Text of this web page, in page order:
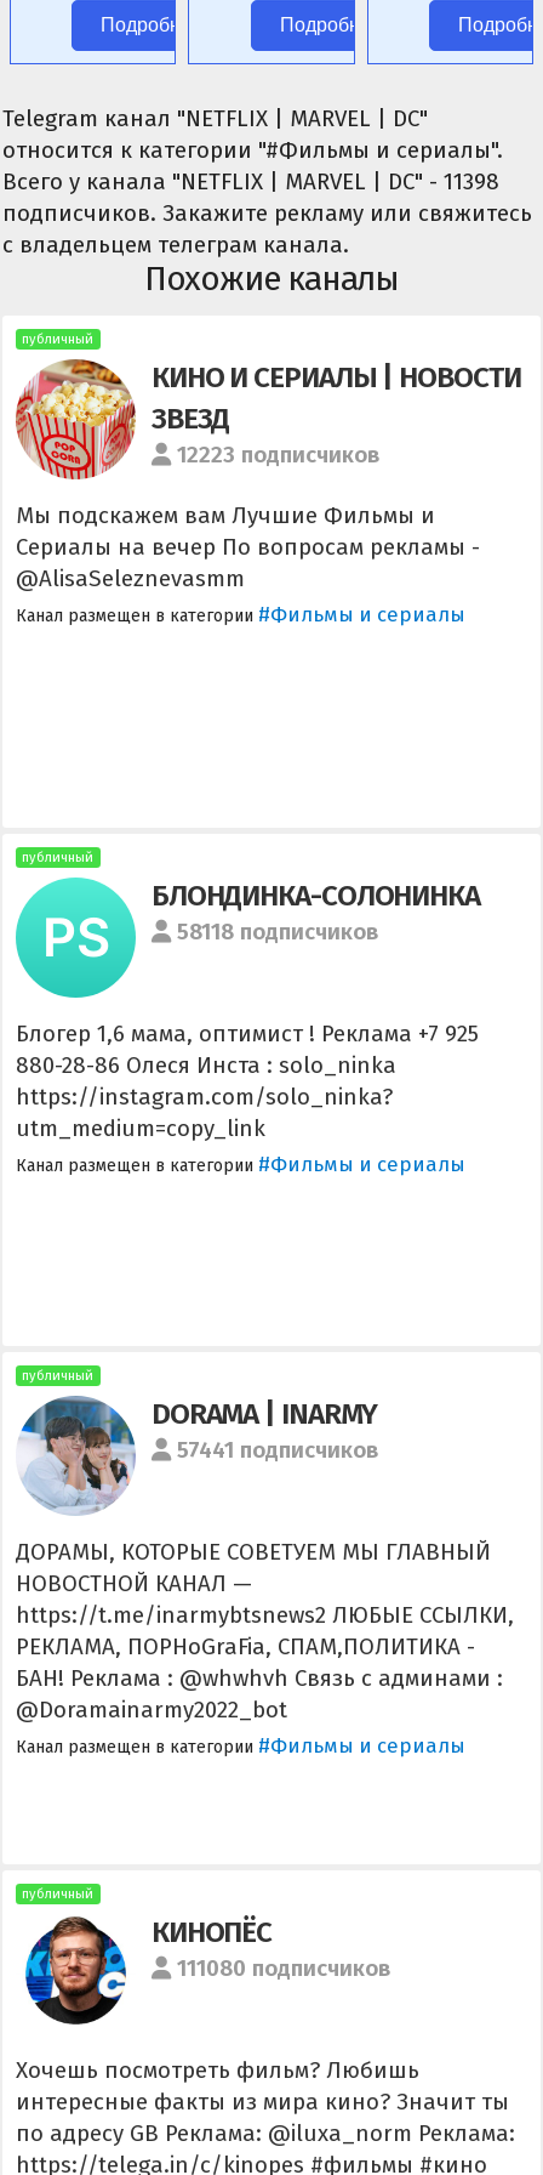
аниме без
цензуры.
Подробнее
ролевых
сценариев.
Подробнее
Telegram канал "NETFLIX | MARVEL | DC"
относится к категории "#Фильмы и сериалы".
Всего у канала "NETFLIX | MARVEL | DC" - 11398
подписчиков. Закажите рекламу или свяжитесь
с владельцем телеграм канала.
Похожие каналы
публичный
КИНО И СЕРИАЛЫ | НОВОСТИ
ЗВЕЗД
12223 подписчиков
Мы подскажем вам Лучшие Фильмы и
Сериалы на вечер По вопросам рекламы -
@AlisaSeleznevasmm
Канал размещен в категории #Фильмы и сериалы
публичный
БЛОНДИНКА-СОЛОНИНКА
58118 подписчиков
Блогер 1,6 мама, оптимист ! Реклама +7 925
880-28-86 Олеся Инста : solo_ninka
https://instagram.com/solo_ninka?
utm_medium=copy_link
Канал размещен в категории #Фильмы и сериалы
публичный
DORAMA | INARMY
57441 подписчиков
ДОРАМЫ, КОТОРЫЕ СОВЕТУЕМ МЫ ГЛАВНЫЙ
НОВОСТНОЙ КАНАЛ —
https://t.me/inarmybtsnews2 ЛЮБЫЕ ССЫЛКИ,
РЕКЛАМА, ПОРНoGraFia, СПАМ,ПОЛИТИКА -
БАН! Реклама : @whwhvh Связь с админами :
@Doramainarmy2022_bot
Канал размещен в категории #Фильмы и сериалы
публичный
КИНОПЁС
111080 подписчиков
Хочешь посмотреть фильм? Любишь
интересные факты из мира кино? Значит ты
по адресу GB Реклама: @iluxa_norm Реклама:
https://telega.in/c/kinopes #фильмы #кино